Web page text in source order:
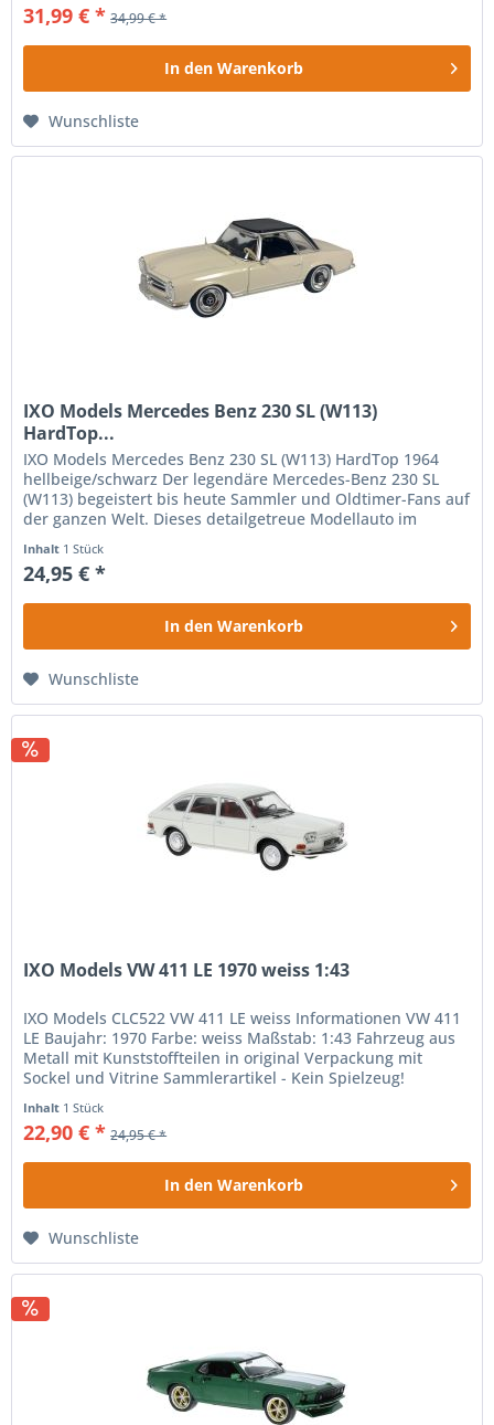
31,99 € * 34,99 € *
In den Warenkorb
Wunschliste
IXO Models Mercedes Benz 230 SL (W113)
HardTop...
IXO Models Mercedes Benz 230 SL (W113) HardTop 1964
hellbeige/schwarz Der legendäre Mercedes-Benz 230 SL
(W113) begeistert bis heute Sammler und Oldtimer-Fans auf
der ganzen Welt. Dieses detailgetreue Modellauto im
Inhalt 1 Stück
24,95 € *
In den Warenkorb
Wunschliste
IXO Models VW 411 LE 1970 weiss 1:43
IXO Models CLC522 VW 411 LE weiss Informationen VW 411
LE Baujahr: 1970 Farbe: weiss Maßstab: 1:43 Fahrzeug aus
Metall mit Kunststoffteilen in original Verpackung mit
Sockel und Vitrine Sammlerartikel - Kein Spielzeug!
Inhalt 1 Stück
22,90 € * 24,95 € *
In den Warenkorb
Wunschliste